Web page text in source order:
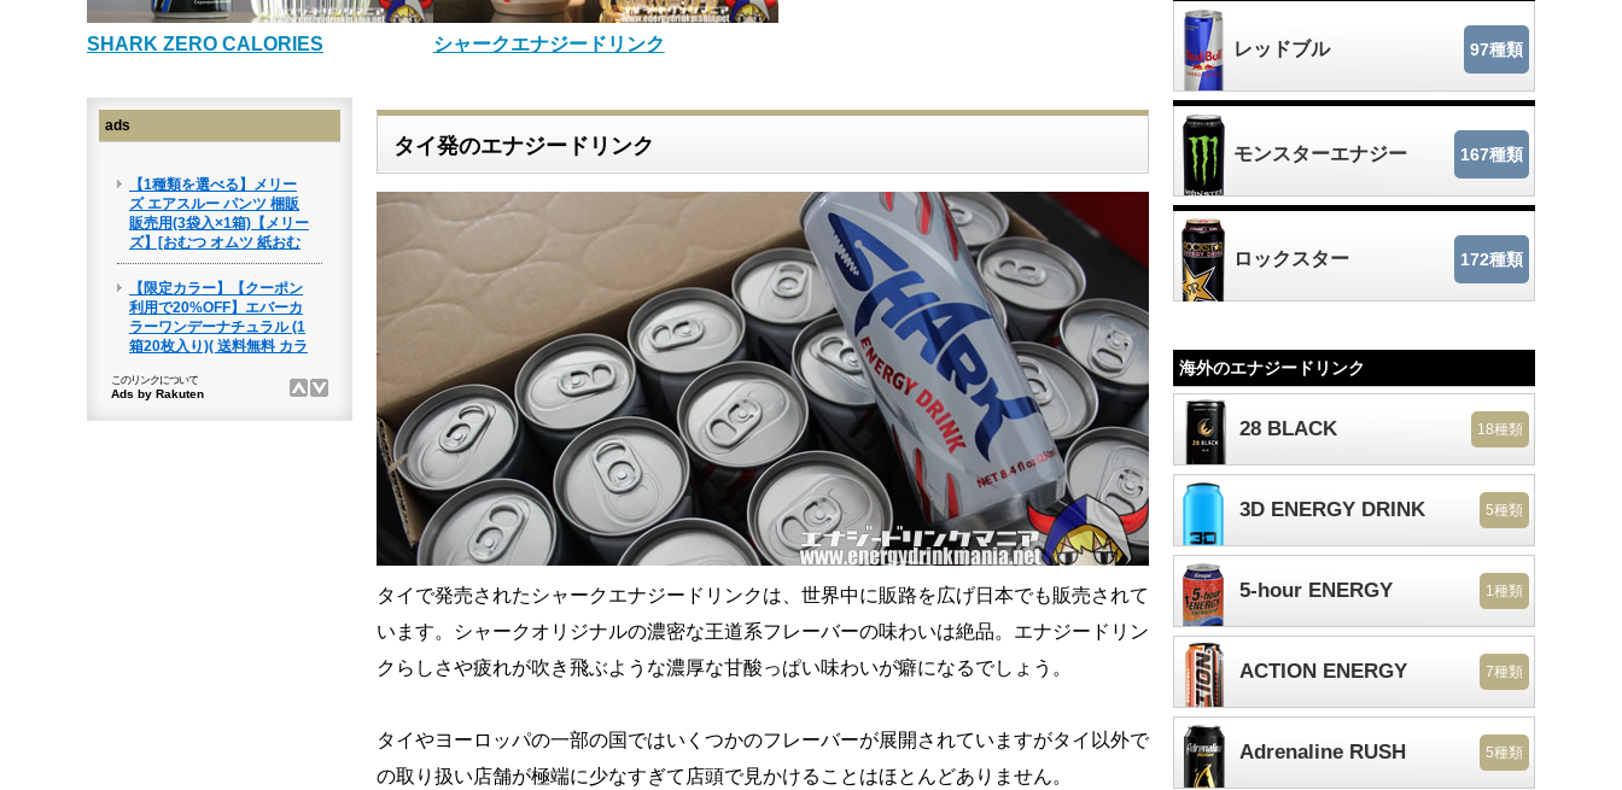
SHARK ZERO CALORIES シャークエナジードリンク
タイ発のエナジードリンク
タイで発売されたシャークエナジードリンクは、世界中に販路を広げ日本でも販売されて
います。シャークオリジナルの濃密な王道系フレーバーの味わいは絶品。エナジードリン
クらしさや疲れが吹き飛ぶような濃厚な甘酸っぱい味わいが癖になるでしょう。
タイやヨーロッパの一部の国ではいくつかのフレーバーが展開されていますがタイ以外で
の取り扱い店舗が極端に少なすぎて店頭で見かけることはほとんどありません。
ads
レッドブル 97種類
モンスターエナジー 167種類
ロックスター 172種類
海外のエナジードリンク
28 BLACK 18種類
3D ENERGY DRINK 5種類
5-hour ENERGY 1種類
ACTION ENERGY 7種類
Adrenaline RUSH 5種類